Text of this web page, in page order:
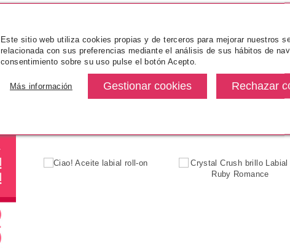
ESSENCE
Birthday Bomb Brillo de labios
Pvr 1.79€ desde
CATRICE
ESSENCE BRILLO DE
CHILI BOMB 01
SALSA 10 ML
Pvr 1.79€
desde
Este sitio web utiliza cookies propias y de terceros para mejorar nuestros
relacionada con sus preferencias mediante el análisis de sus hábitos de
consentimiento sobre su uso pulse el botón Acepto.
Más información